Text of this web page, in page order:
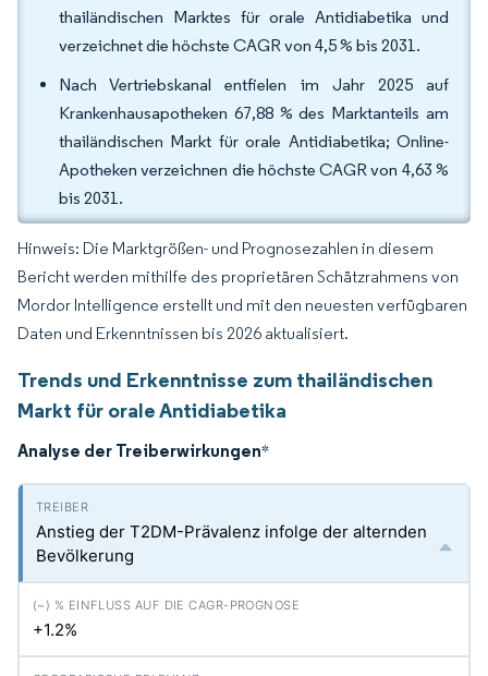
thailändischen Marktes für orale Antidiabetika und
verzeichnet die höchste CAGR von 4,5 % bis 2031.
Nach Vertriebskanal entfielen im Jahr 2025 auf
Krankenhausapotheken 67,88 % des Marktanteils am
thailändischen Markt für orale Antidiabetika; Online-
Apotheken verzeichnen die höchste CAGR von 4,63 %
bis 2031.
Hinweis: Die Marktgrößen- und Prognosezahlen in diesem
Bericht werden mithilfe des proprietären Schätzrahmens von
Mordor Intelligence erstellt und mit den neuesten verfügbaren
Daten und Erkenntnissen bis 2026 aktualisiert.
Trends und Erkenntnisse zum thailändischen
Markt für orale Antidiabetika
Analyse der Treiberwirkungen*
Anstieg der T2DM-Prävalenz infolge der alternden
Bevölkerung
+1.2%